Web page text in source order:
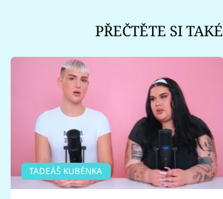
PŘEČTĚTE SI TAKÉ
TADEÁŠ KUBĚNKA